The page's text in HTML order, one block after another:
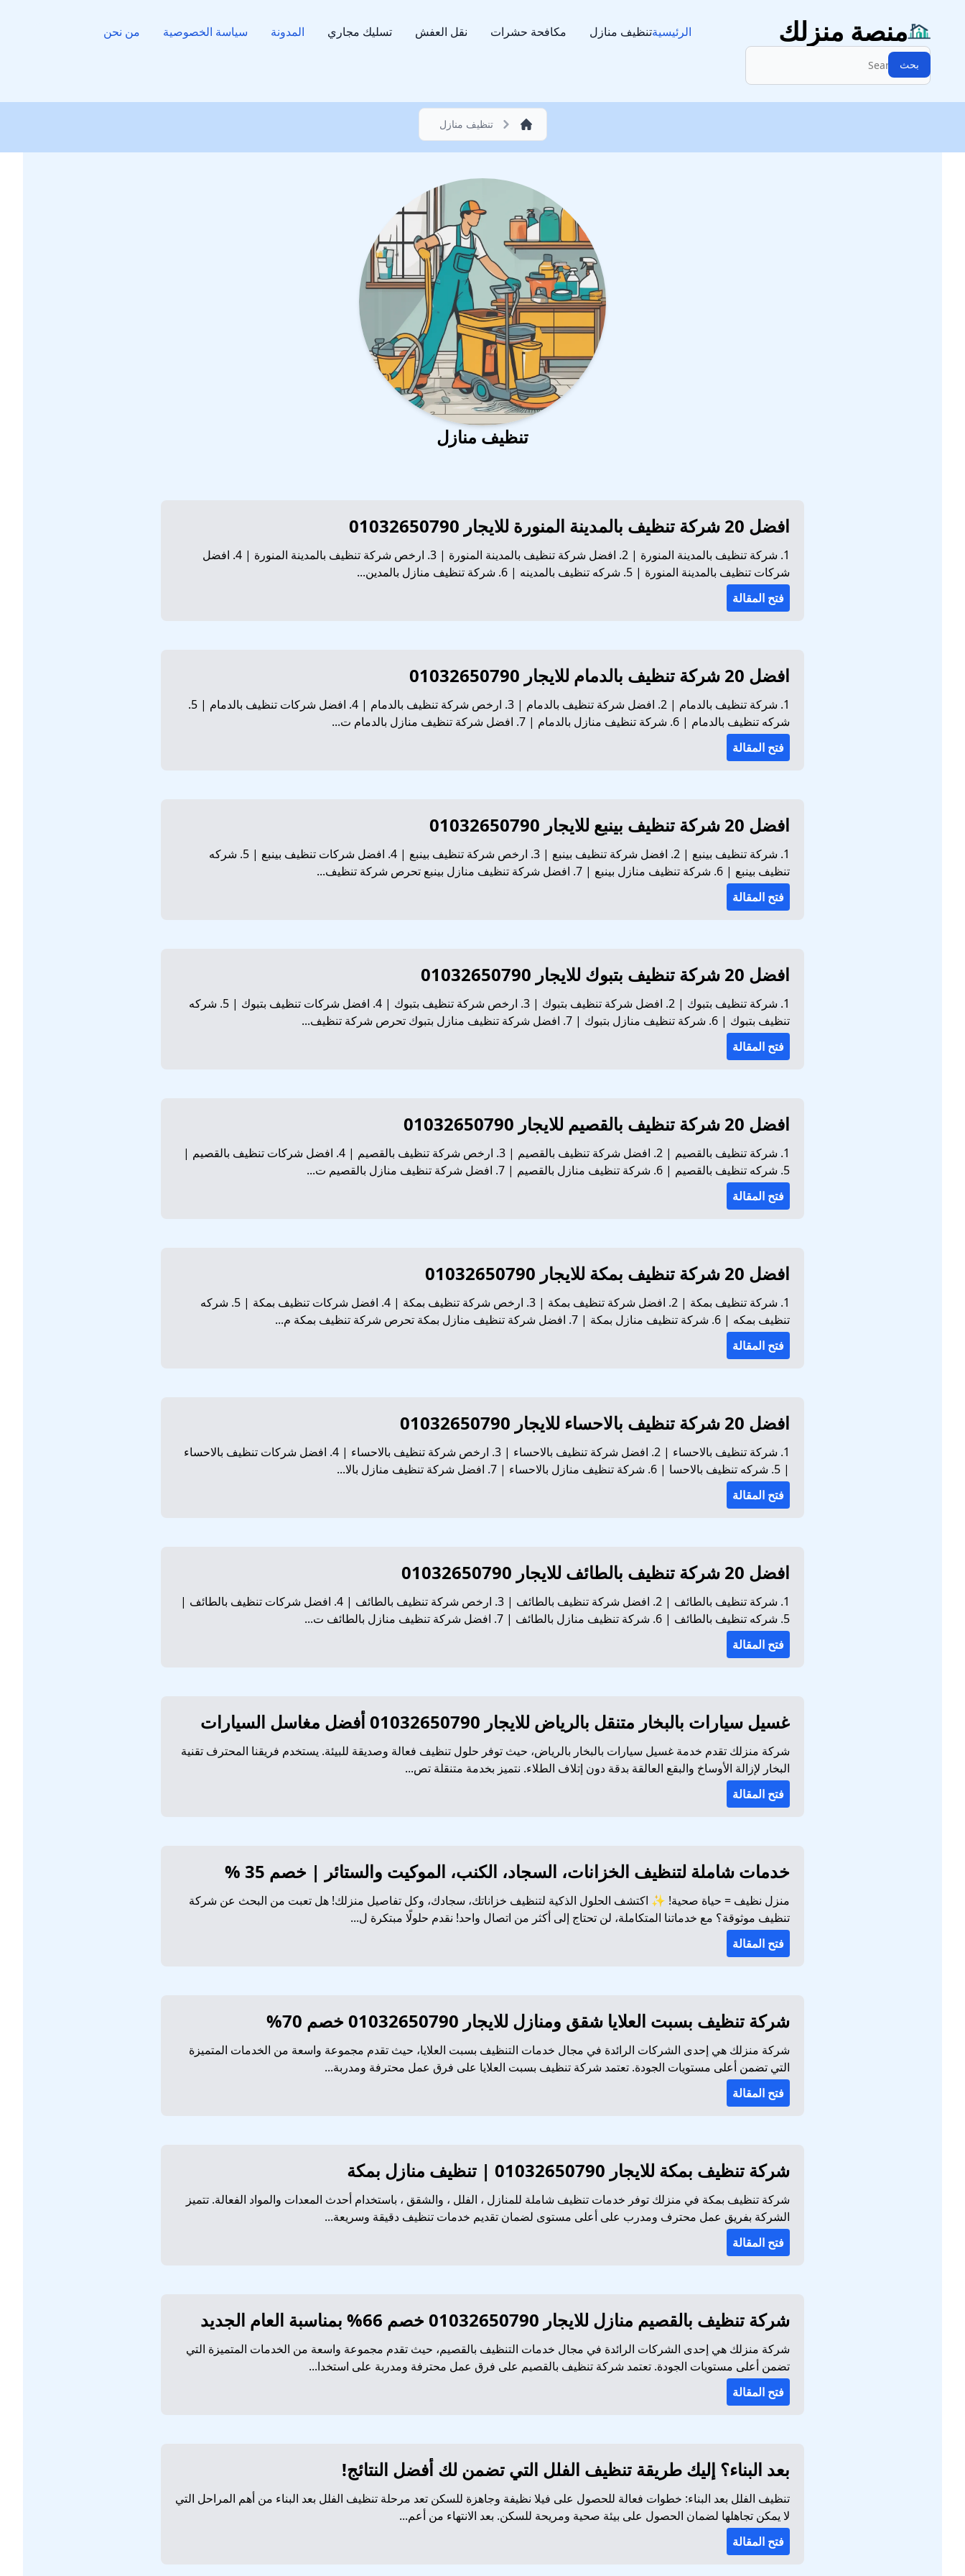
منصة منزلك
البحث:
بحث
الرئيسيةتنظيف منازل مكافحة حشرات نقل العفش تسليك مجاري المدونة سياسة الخصوصية من نحن
تنظيف منازل
تنظيف منازل
افضل 20 شركة تنظيف بالمدينة المنورة للايجار 01032650790
1. شركة تنظيف بالمدينة المنورة | 2. افضل شركة تنظيف بالمدينة المنورة | 3. ارخص شركة تنظيف بالمدينة المنورة | 4. افضل
شركات تنظيف بالمدينة المنورة | 5. شركه تنظيف بالمدينه | 6. شركة تنظيف منازل بالمدين...
فتح المقالة
افضل 20 شركة تنظيف بالدمام للايجار 01032650790
1. شركة تنظيف بالدمام | 2. افضل شركة تنظيف بالدمام | 3. ارخص شركة تنظيف بالدمام | 4. افضل شركات تنظيف بالدمام | 5.
شركه تنظيف بالدمام | 6. شركة تنظيف منازل بالدمام | 7. افضل شركة تنظيف منازل بالدمام ت...
فتح المقالة
افضل 20 شركة تنظيف بينبع للايجار 01032650790
1. شركة تنظيف بينبع | 2. افضل شركة تنظيف بينبع | 3. ارخص شركة تنظيف بينبع | 4. افضل شركات تنظيف بينبع | 5. شركه
تنظيف بينبع | 6. شركة تنظيف منازل بينبع | 7. افضل شركة تنظيف منازل بينبع تحرص شركة تنظيف...
فتح المقالة
افضل 20 شركة تنظيف بتبوك للايجار 01032650790
1. شركة تنظيف بتبوك | 2. افضل شركة تنظيف بتبوك | 3. ارخص شركة تنظيف بتبوك | 4. افضل شركات تنظيف بتبوك | 5. شركه
تنظيف بتبوك | 6. شركة تنظيف منازل بتبوك | 7. افضل شركة تنظيف منازل بتبوك تحرص شركة تنظيف...
فتح المقالة
افضل 20 شركة تنظيف بالقصيم للايجار 01032650790
1. شركة تنظيف بالقصيم | 2. افضل شركة تنظيف بالقصيم | 3. ارخص شركة تنظيف بالقصيم | 4. افضل شركات تنظيف بالقصيم |
5. شركه تنظيف بالقصيم | 6. شركة تنظيف منازل بالقصيم | 7. افضل شركة تنظيف منازل بالقصيم ت...
فتح المقالة
افضل 20 شركة تنظيف بمكة للايجار 01032650790
1. شركة تنظيف بمكة | 2. افضل شركة تنظيف بمكة | 3. ارخص شركة تنظيف بمكة | 4. افضل شركات تنظيف بمكة | 5. شركه
تنظيف بمكه | 6. شركة تنظيف منازل بمكة | 7. افضل شركة تنظيف منازل بمكة تحرص شركة تنظيف بمكة م...
فتح المقالة
افضل 20 شركة تنظيف بالاحساء للايجار 01032650790
1. شركة تنظيف بالاحساء | 2. افضل شركة تنظيف بالاحساء | 3. ارخص شركة تنظيف بالاحساء | 4. افضل شركات تنظيف بالاحساء
| 5. شركه تنظيف بالاحسا | 6. شركة تنظيف منازل بالاحساء | 7. افضل شركة تنظيف منازل بالا...
فتح المقالة
افضل 20 شركة تنظيف بالطائف للايجار 01032650790
1. شركة تنظيف بالطائف | 2. افضل شركة تنظيف بالطائف | 3. ارخص شركة تنظيف بالطائف | 4. افضل شركات تنظيف بالطائف |
5. شركه تنظيف بالطائف | 6. شركة تنظيف منازل بالطائف | 7. افضل شركة تنظيف منازل بالطائف ت...
فتح المقالة
غسيل سيارات بالبخار متنقل بالرياض للايجار 01032650790 أفضل مغاسل السيارات
شركة منزلك تقدم خدمة غسيل سيارات بالبخار بالرياض، حيث توفر حلول تنظيف فعالة وصديقة للبيئة. يستخدم فريقنا المحترف تقنية
البخار لإزالة الأوساخ والبقع العالقة بدقة دون إتلاف الطلاء. نتميز بخدمة متنقلة تص...
فتح المقالة
خدمات شاملة لتنظيف الخزانات، السجاد، الكنب، الموكيت والستائر | خصم 35 %
منزل نظيف = حياة صحية! ✨ اكتشف الحلول الذكية لتنظيف خزاناتك، سجادك، وكل تفاصيل منزلك! هل تعبت من البحث عن شركة
تنظيف موثوقة؟ مع خدماتنا المتكاملة، لن تحتاج إلى أكثر من اتصال واحد! نقدم حلولًا مبتكرة ل...
فتح المقالة
شركة تنظيف بسبت العلايا شقق ومنازل للايجار 01032650790 خصم 70%
شركة منزلك هي إحدى الشركات الرائدة في مجال خدمات التنظيف بسبت العلايا، حيث تقدم مجموعة واسعة من الخدمات المتميزة
التي تضمن أعلى مستويات الجودة. تعتمد شركة تنظيف بسبت العلايا على فرق عمل محترفة ومدربة...
فتح المقالة
شركة تنظيف بمكة للايجار 01032650790 | تنظيف منازل بمكة
شركة تنظيف بمكة في منزلك توفر خدمات تنظيف شاملة للمنازل ، الفلل ، والشقق ، باستخدام أحدث المعدات والمواد الفعالة. تتميز
الشركة بفريق عمل محترف ومدرب على أعلى مستوى لضمان تقديم خدمات تنظيف دقيقة وسريعة...
فتح المقالة
شركة تنظيف بالقصيم منازل للايجار 01032650790 خصم 66% بمناسبة العام الجديد
شركة منزلك هي إحدى الشركات الرائدة في مجال خدمات التنظيف بالقصيم، حيث تقدم مجموعة واسعة من الخدمات المتميزة التي
تضمن أعلى مستويات الجودة. تعتمد شركة تنظيف بالقصيم على فرق عمل محترفة ومدربة على استخدا...
فتح المقالة
بعد البناء؟ إليك طريقة تنظيف الفلل التي تضمن لك أفضل النتائج!
تنظيف الفلل بعد البناء: خطوات فعالة للحصول على فيلا نظيفة وجاهزة للسكن تعد مرحلة تنظيف الفلل بعد البناء من أهم المراحل التي
لا يمكن تجاهلها لضمان الحصول على بيئة صحية ومريحة للسكن. بعد الانتهاء من أعم...
فتح المقالة